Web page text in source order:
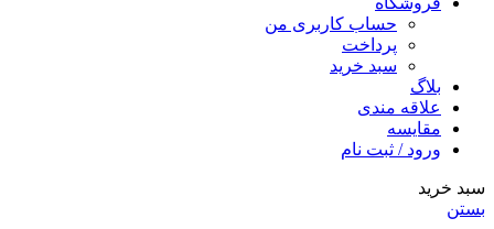
حساب کاربری من
پرداخت
سبد خرید
بلاگ
علاقه مندی
مقایسه
ورود / ثبت نام
سبد خرید
بستن